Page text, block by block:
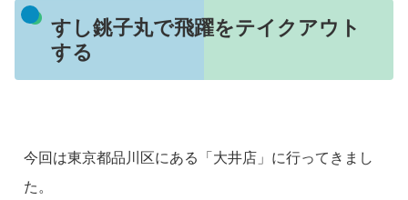
すし銚子丸で飛躍をテイクアウト
する
今回は東京都品川区にある「大井店」に行ってきまし
た。